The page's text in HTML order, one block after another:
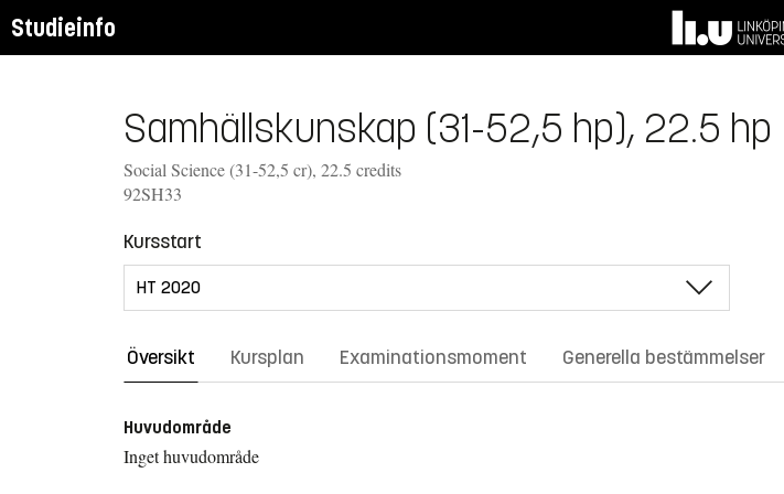
Studieinfo
Samhällskunskap (31-52,5 hp), 22.5 hp
Social Science (31-52,5 cr), 22.5 credits
92SH33
Kursstart
Översikt Kursplan Examinationsmoment Generella bestämmelser
Huvudområde
Inget huvudområde